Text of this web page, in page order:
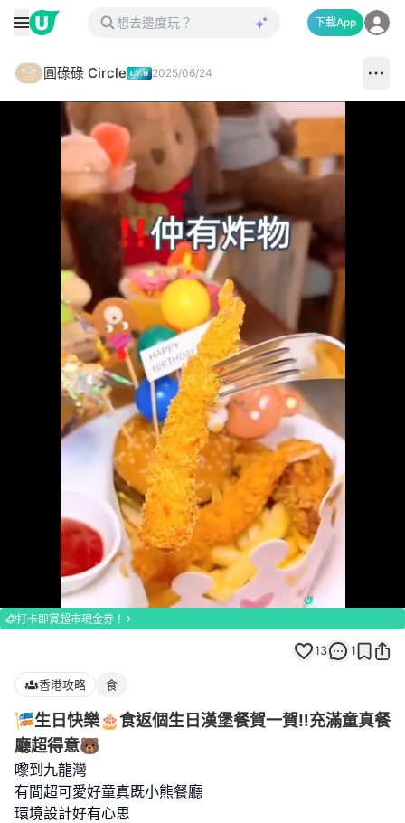
下載App
圓碌碌 Circle 2025/06/24
Loaded:
100.00%
打卡即賞超市現金券！
13 1
香港攻略 食
🎏生日快樂🎂食返個生日漢堡餐賀一賀‼️充滿童真餐
廳超得意🐻
嚟到九龍灣
有間超可愛好童真既小熊餐廳
環境設計好有心思